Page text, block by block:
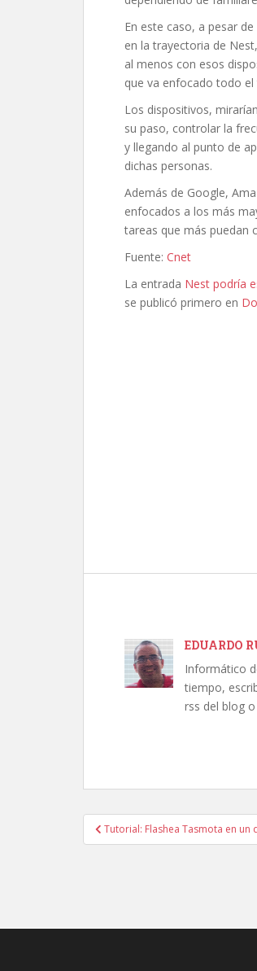
En este caso, a pesar
en la trayectoria de
al menos con esos
que va enfocado todo
Los dispositivos,
su paso, controlar la
y llegando al punto de
dichas personas.
Además de Google,
enfocados a los más
tareas que más puedan
Fuente: Cnet
La entrada Nest podría
se publicó primero en
EDUARDO
Informático
tiempo,
rss del blog
Navegación
de
Tutorial: Flashea Tasmota en un